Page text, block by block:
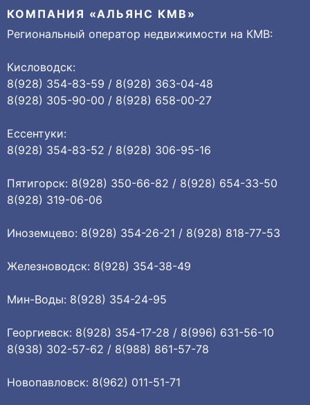
КОМПАНИЯ «АЛЬЯНС КМВ»
Региональный оператор недвижимости на КМВ:
Кисловодск:
8(928) 354-83-59 / 8(928) 363-04-48
8(928) 305-90-00 / 8(928) 658-00-27
Ессентуки:
8(928) 354-83-52 / 8(928) 306-95-16
Пятигорск: 8(928) 350-66-82 / 8(928) 654-33-50
8(928) 319-06-06
Иноземцево: 8(928) 354-26-21 / 8(928) 818-77-53
Железноводск: 8(928) 354-38-49
Мин-Воды: 8(928) 354-24-95
Георгиевск: 8(928) 354-17-28 / 8(996) 631-56-10
8(938) 302-57-62 / 8(988) 861-57-78
Новопавловск: 8(962) 011-51-71